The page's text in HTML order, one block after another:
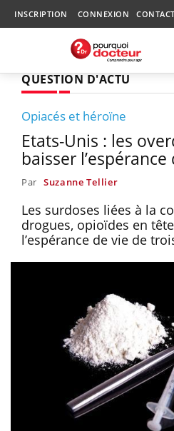
INSCRIPTION CONNEXION CONTACT
QUESTION D'ACTU
Opiacés et héroïne
Etats-Unis : les
baisser l’espérance
Par Suzanne Tellier
Les surdoses liées à la
drogues, opioïdes en
l’espérance de vie de